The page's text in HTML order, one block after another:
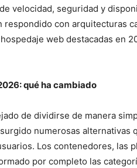
velocidad, seguridad y
con arquitecturas
web destacadas en
qué ha cambiado
de dividirse de manera
numerosas alternativas
Los contenedores, las
por completo las